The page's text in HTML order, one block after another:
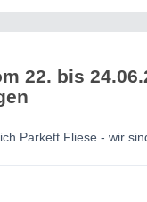
22. bis
Parkett Fliese - wir